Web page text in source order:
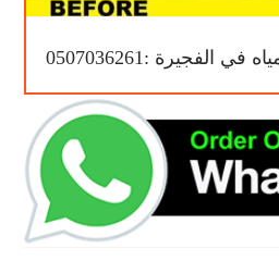
:0507036261